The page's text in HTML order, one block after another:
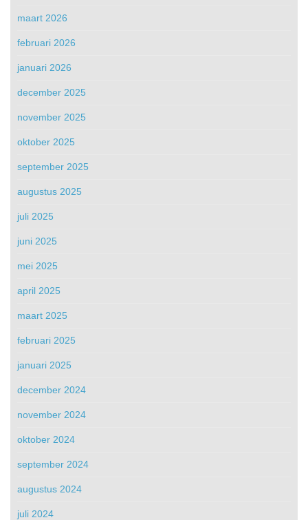
maart 2026
februari 2026
januari 2026
december 2025
november 2025
oktober 2025
september 2025
augustus 2025
juli 2025
juni 2025
mei 2025
april 2025
maart 2025
februari 2025
januari 2025
december 2024
november 2024
oktober 2024
september 2024
augustus 2024
juli 2024